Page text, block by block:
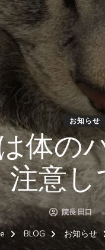
お知らせ
体の
注意
院長 田口
BLOG お知らせ